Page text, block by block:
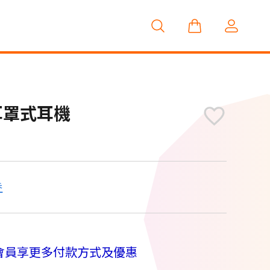
式耳機
享更多付款方式及優惠